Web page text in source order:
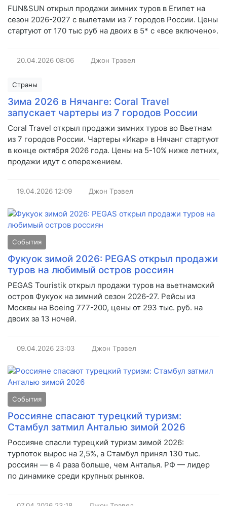
FUN&SUN открыл продажи зимних туров в Египет на
сезон 2026-2027 с вылетами из 7 городов России. Цены
стартуют от 170 тыс руб на двоих в 5* с «все включено».
20.04.2026 08:06 Джон Трэвел
Страны
Зима 2026 в Нячанге: Coral Travel
запускает чартеры из 7 городов России
Coral Travel открыл продажи зимних туров во Вьетнам
из 7 городов России. Чартеры «Икар» в Нячанг стартуют
в конце октября 2026 года. Цены на 5-10% ниже летних,
продажи идут с опережением.
19.04.2026 12:09 Джон Трэвел
События
Фукуок зимой 2026: PEGAS открыл продажи
туров на любимый остров россиян
PEGAS Touristik открыл продажи туров на вьетнамский
остров Фукуок на зимний сезон 2026-27. Рейсы из
Москвы на Boeing 777-200, цены от 293 тыс. руб. на
двоих за 13 ночей.
09.04.2026 23:03 Джон Трэвел
События
Россияне спасают турецкий туризм:
Стамбул затмил Анталью зимой 2026
Россияне спасли турецкий туризм зимой 2026:
турпоток вырос на 2,5%, а Стамбул принял 130 тыс.
россиян — в 4 раза больше, чем Анталья. РФ — лидер
по динамике среди крупных рынков.